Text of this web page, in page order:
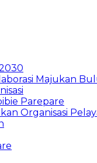
Majukan
Parepare
Organisasi